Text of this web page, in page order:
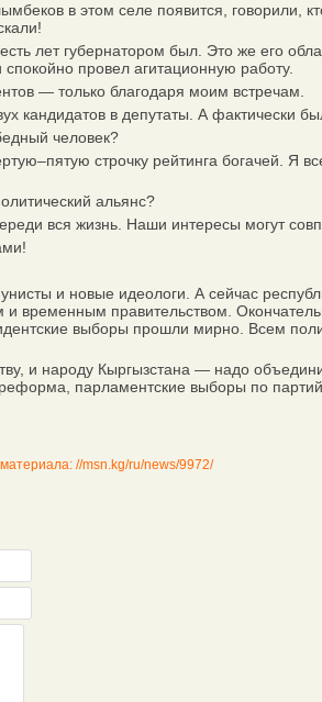
в этом селе появится, говорили,
губернатором был. Это же его
провел агитационную работу.
— только благодаря моим встречам.
в депутаты. А фактически
человек?
строчку рейтинга богачей. Я
альянс?
вся жизнь. Наши интересы могут
и новые идеологи. А сейчас
правительством.
выборы прошли мирно. Всем
Кыргызстана — надо
парламентские выборы по
//msn.kg/ru/news/9972/